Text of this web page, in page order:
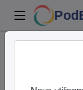
Radio Dis-